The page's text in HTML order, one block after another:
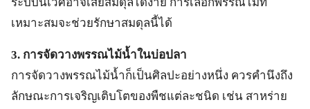
เหมาะสมจะช่วยรักษาสมดุลนี้ได้
3. การจัดวางพรรณไม้น้ำในบ่อปลา
การจัดวางพรรณไม้น้ำก็เป็นศิลปะอย่างหนึ่ง ควรคำนึงถึง
ลักษณะการเจริญเติบโตของพืชแต่ละชนิด เช่น สาหร่าย